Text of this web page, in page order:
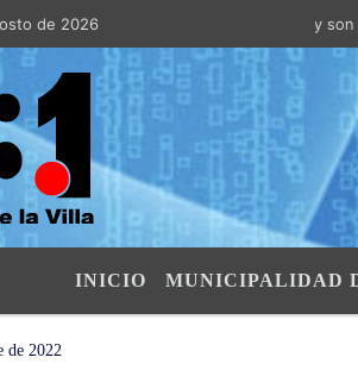
de 2026
Hoy es Sábado 8 de Agosto de 2026 y son las
INICIO MUNICIPALIDAD
de 2022